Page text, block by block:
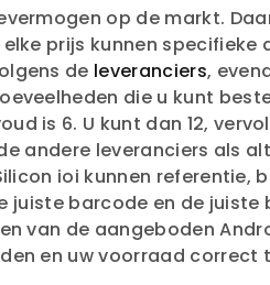
op de markt.
prijs kunnen
de leveranciers,
die u kunt
is 6. U kunt dan 12,
andere leveranciers als
ioi kunnen referentie,
barcode en de juiste
van de aangeboden
en uw voorraad correct